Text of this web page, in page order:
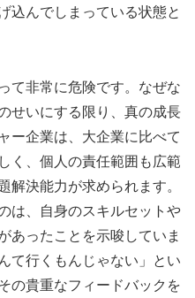
込んでしまっている状態と
て非常に危険です。なぜな
せいにする限り、真の成長
ー企業は、大企業に比べて
く、個人の責任範囲も広範
解決能力が求められます。
は、自身のスキルセットや
あったことを示唆していま
て行くもんじゃない」とい
の貴重なフィードバックを